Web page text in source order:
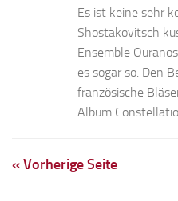
Es ist keine sehr
Shostakovitsch
Ensemble
es sogar so. Den
französische
Album
« Vorherige Seite